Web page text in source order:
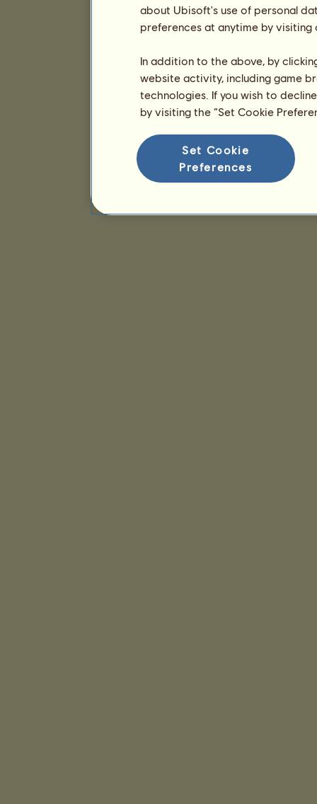
about Ubisoft's use of personal
preferences at anytime by
In addition to the above, by
website activity, including game
technologies. If you wish to
by visiting the “Set Cookie
Set Cookie
Preferences